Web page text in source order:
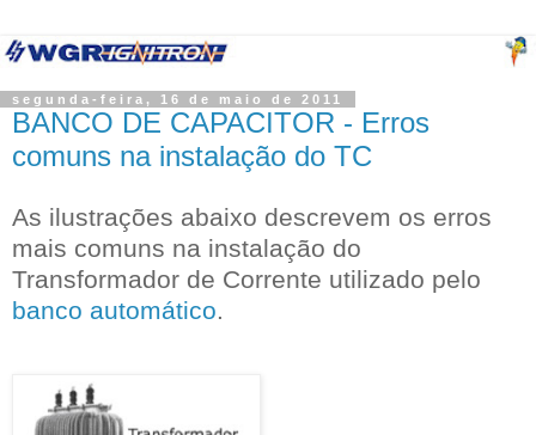
segunda-feira, 16 de maio de 2011
BANCO DE CAPACITOR - Erros
comuns na instalação do TC
As ilustrações abaixo descrevem os erros
mais comuns na instalação do
Transformador de Corrente utilizado pelo
banco automático.